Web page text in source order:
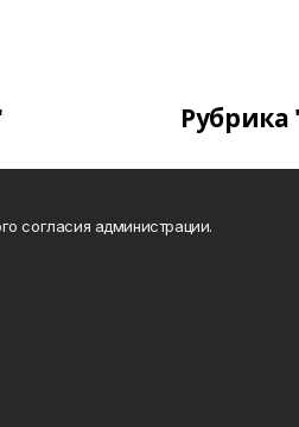
согласия администрации.